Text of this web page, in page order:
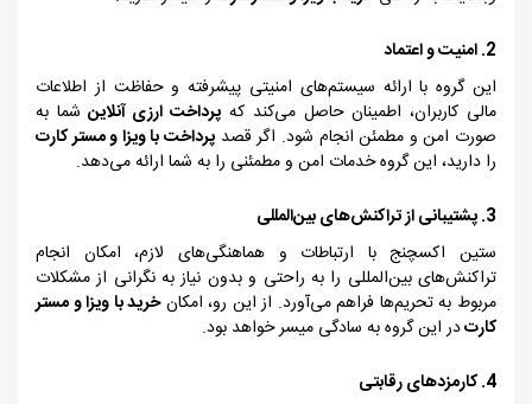
2. امنیت و اعتماد
این گروه با ارائه سیستم‌های امنیتی پیشرفته و حفاظت از اطلاعات
مالی کاربران، اطمینان حاصل می‌کند که پرداخت ارزی آنلاین شما به
صورت امن و مطمئن انجام شود. اگر قصد پرداخت با ویزا و مستر کارت
را دارید، این گروه خدمات امن و مطمئنی را به شما ارائه می‌دهد.
3. پشتیبانی از تراکنش‌های بین‌المللی
ستین اکسچنج با ارتباطات و هماهنگی‌های لازم، امکان انجام
تراکنش‌های بین‌المللی را به راحتی و بدون نیاز به نگرانی از مشکلات
مربوط به تحریم‌ها فراهم می‌آورد. از این رو، امکانخرید با ویزا و مستر
کارتدر این گروه به سادگی میسر خواهد بود.
4. کارمزدهای رقابتی